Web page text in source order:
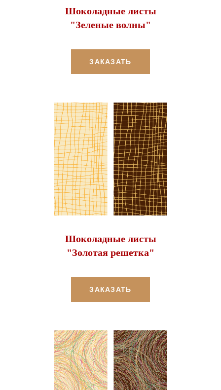
Шоколадные листы
"Зеленые волны"
ЗАКАЗАТЬ
Шоколадные листы
"Золотая решетка"
ЗАКАЗАТЬ